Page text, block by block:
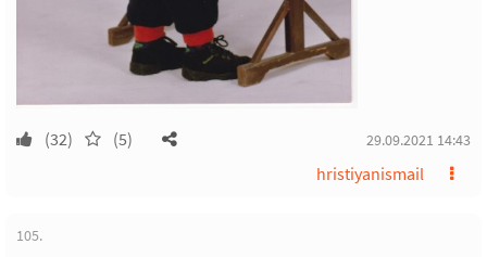
(32) (5) 29.09.2021 14:43
hristiyanismail
105.